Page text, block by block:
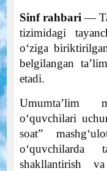
Sinf rahbari —
tizimidagi
o‘ziga
belgilangan
etadi.
Umumta’lim
o‘quvchilari
soat”
o‘quvchilarda
shakllantirish